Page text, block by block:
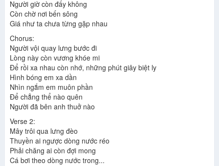
Người giờ còn đấy không
Còn chờ nơi bến sông
Giá như ta chưa từng gặp nhau
Chorus:
Người vội quay lưng bước đi
Lòng này còn vương khóe mi
Để rồi xa nhau còn nhớ, những phút giây biệt ly
Hình bóng em xa dần
Nhìn ngắm em muôn phần
Để chẳng thể nào quên
Người đã bên anh thuở nào
Verse 2:
Mây trôi qua lưng đèo
Thuyền ai ngược dòng nước réo
Phải chăng ai còn đợi mong
Cá bơi theo dòng nước trong...